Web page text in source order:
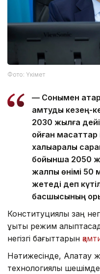
Фото: Үкімет
— Сонымен
қамтуды кезең-
2030 жылға
қойған
халықаралық
бойынша 2050
жалпы өнімі
жетеді деп
басшысының
Конституциялық заң
құқықтық режим
негізгі бағыттарын
Нәтижесінде, Алатау
технологиялық